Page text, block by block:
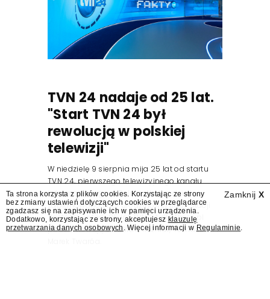
TVN 24 nadaje od 25 lat.
"Start TVN 24 był
rewolucją w polskiej
telewizji"
W niedzielę 9 sierpnia mija 25 lat od startu
TVN 24, pierwszego telewizyjnego kanału
informacyjnego w Polsce. Na ten dzień
zaplanowano finał urodzinowej trasy stacji
"Jesteśmy stąd". 25 lat TVN 24 dla Press.pl
podsumowują Jarosław Kuźniar, Tomasz Lis i
Zamknij X
Ta strona korzysta z plików cookies. Korzystając ze strony
bez zmiany ustawień dotyczących cookies w przeglądarce
zgadzasz się na zapisywanie ich w pamięci urządzenia.
Dodatkowo, korzystając ze strony, akceptujesz klauzulę
przetwarzania danych osobowych . Więcej informacji w Regulaminie.